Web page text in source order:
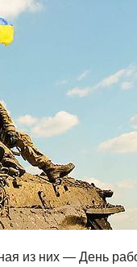
из них — День